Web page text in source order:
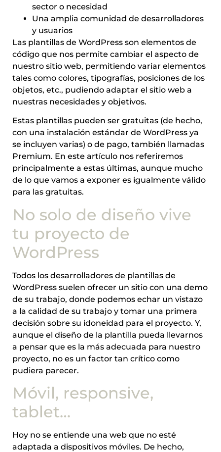
sector o necesidad
Una amplia comunidad de desarrolladores
y usuarios
Las plantillas de WordPress son elementos de
código que nos permite cambiar el aspecto de
nuestro sitio web, permitiendo variar elementos
tales como colores, tipografías, posiciones de los
objetos, etc., pudiendo adaptar el sitio web a
nuestras necesidades y objetivos.
Estas plantillas pueden ser gratuitas (de hecho,
con una instalación estándar de WordPress ya
se incluyen varias) o de pago, también llamadas
Premium. En este artículo nos referiremos
principalmente a estas últimas, aunque mucho
de lo que vamos a exponer es igualmente válido
para las gratuitas.
No solo de diseño vive
tu proyecto de
WordPress
Todos los desarrolladores de plantillas de
WordPress suelen ofrecer un sitio con una demo
de su trabajo, donde podemos echar un vistazo
a la calidad de su trabajo y tomar una primera
decisión sobre su idoneidad para el proyecto. Y,
aunque el diseño de la plantilla pueda llevarnos
a pensar que es la más adecuada para nuestro
proyecto, no es un factor tan crítico como
pudiera parecer.
Móvil, responsive,
tablet…
Hoy no se entiende una web que no esté
adaptada a dispositivos móviles. De hecho,